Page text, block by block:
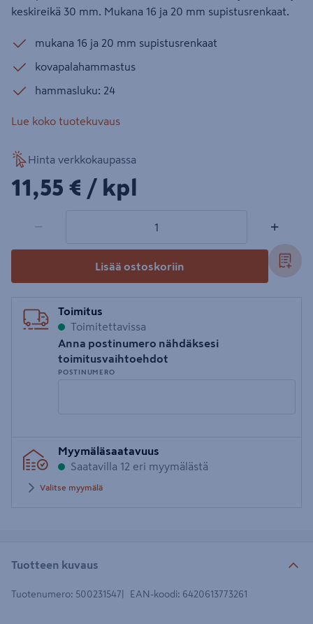
keskireikä 30 mm. Mukana 16 ja 20 mm supistusrenkaat.
mukana 16 ja 20 mm supistusrenkaat
kovapalahammastus
hammasluku: 24
Lue koko tuotekuvaus
Hinta verkkokaupassa
11,55€/kpl
11,55 € / kpl
− +
Lisää ostoskoriin
Toimitus
Toimitettavissa
Anna postinumero nähdäksesi
toimitusvaihtoehdot
POSTINUMERO
postinumero
Myymäläsaatavuus
Saatavilla 12 eri myymälästä
Valitse myymälä
Tuotteen kuvaus
Tuotenumero: 500231547 EAN-koodi: 6420613773261